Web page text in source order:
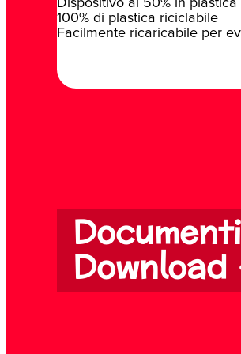
Dispositivo al 50% in plastica
100% di plastica riciclabile
Facilmente ricaricabile per
Download